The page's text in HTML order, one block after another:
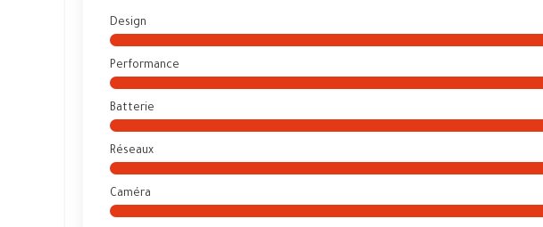
Design
Performance
Batterie
Réseaux
Caméra